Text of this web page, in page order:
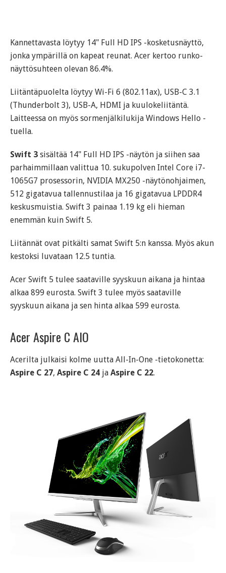
Kannettavasta löytyy 14" Full HD IPS -kosketusnäyttö,
jonka ympärillä on kapeat reunat. Acer kertoo runko-
näyttösuhteen olevan 86.4%.
Liitäntäpuolelta löytyy Wi-Fi 6 (802.11ax), USB-C 3.1
(Thunderbolt 3), USB-A, HDMI ja kuulokeliitäntä.
Laitteessa on myös sormenjälkilukija Windows Hello -
tuella.
Swift 3 sisältää 14" Full HD IPS -näytön ja siihen saa
parhaimmillaan valittua 10. sukupolven Intel Core i7-
1065G7 prosessorin, NVIDIA MX250 -näytönohjaimen,
512 gigatavua tallennustilaa ja 16 gigatavua LPDDR4
keskusmuistia. Swift 3 painaa 1.19 kg eli hieman
enemmän kuin Swift 5.
Liitännät ovat pitkälti samat Swift 5:n kanssa. Myös akun
kestoksi luvataan 12.5 tuntia.
Acer Swift 5 tulee saataville syyskuun aikana ja hintaa
alkaa 899 eurosta. Swift 3 tulee myös saataville
syyskuun aikana ja sen hinta alkaa 599 eurosta.
Acer Aspire C AIO
Acerilta julkaisi kolme uutta All-In-One -tietokonetta:
Aspire C 27, Aspire C 24 ja Aspire C 22.